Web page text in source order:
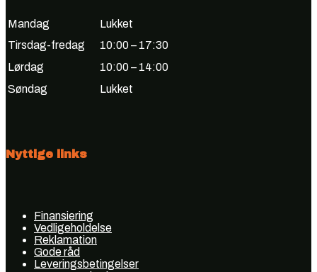
Mandag
Lukket
Tirsdag-fredag
10:00 – 17:30
Lørdag
10:00 – 14:00
Søndag
Lukket
Nyttige links
Finansiering
Vedligeholdelse
Reklamation
Gode råd
Leveringsbetingelser